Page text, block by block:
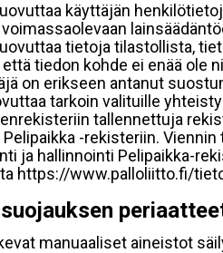
käyttäjän
tietoja tilastollista,
tiedon kohde ei enää ole
on erikseen antanut
tarkoin valituille
tallennettuja
Pelipaikka -rekisteriin.
ja hallinnointi Pelipaikka-
https://www.palloliitto.fi/
manuaaliset aineistot